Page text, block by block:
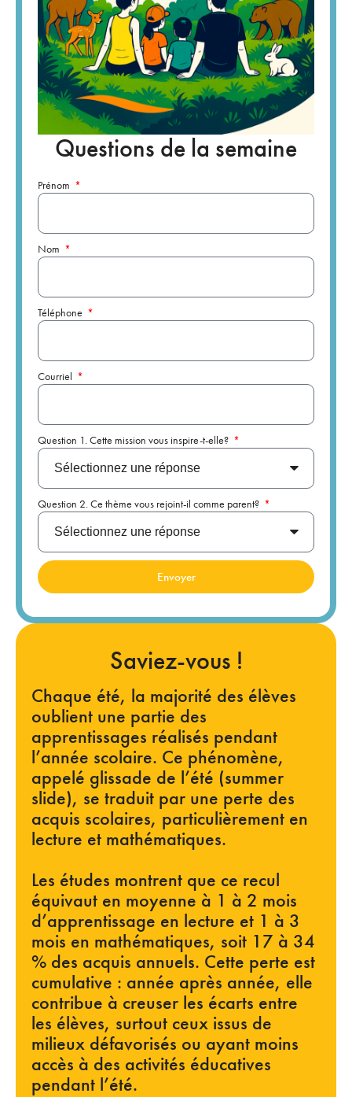
Questions de la semaine
Prénom
Nom
Téléphone
Courriel
Question 1. Cette mission vous inspire-t-elle?
Question 2. Ce thème vous rejoint-il comme parent?
Envoyer
Saviez-vous !
Chaque été, la majorité des élèves
oublient une partie des
apprentissages réalisés pendant
l’année scolaire. Ce phénomène,
appelé glissade de l’été (summer
slide), se traduit par une perte des
acquis scolaires, particulièrement en
lecture et mathématiques.
Les études montrent que ce recul
équivaut en moyenne à 1 à 2 mois
d’apprentissage en lecture et 1 à 3
mois en mathématiques, soit 17 à 34
% des acquis annuels. Cette perte est
cumulative : année après année, elle
contribue à creuser les écarts entre
les élèves, surtout ceux issus de
milieux défavorisés ou ayant moins
accès à des activités éducatives
pendant l’été.